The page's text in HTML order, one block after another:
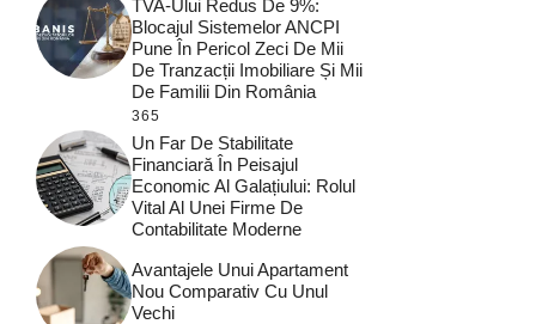
TVA-Ului Redus De 9%:
Blocajul Sistemelor ANCPI
Pune În Pericol Zeci De Mii
De Tranzacții Imobiliare Și Mii
De Familii Din România
365
Un Far De Stabilitate
Financiară În Peisajul
Economic Al Galațiului: Rolul
Vital Al Unei Firme De
Contabilitate Moderne
Avantajele Unui Apartament
Nou Comparativ Cu Unul
Vechi